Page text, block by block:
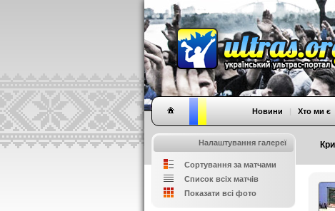
Новини | Хто ми є
Налаштування галереї
Сортування за матчами
Список всіх матчів
Показати всі фото